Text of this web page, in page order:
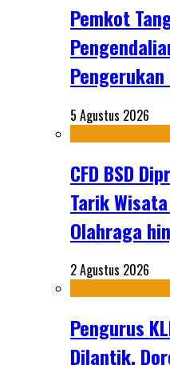
Pemkot
5 Agustus 2026
CFD BSD
Tarik
Olahraga
2 Agustus 2026
Pengurus
Dilantik,